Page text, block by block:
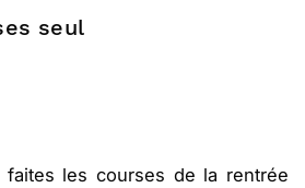
seul
les courses de la rentrée